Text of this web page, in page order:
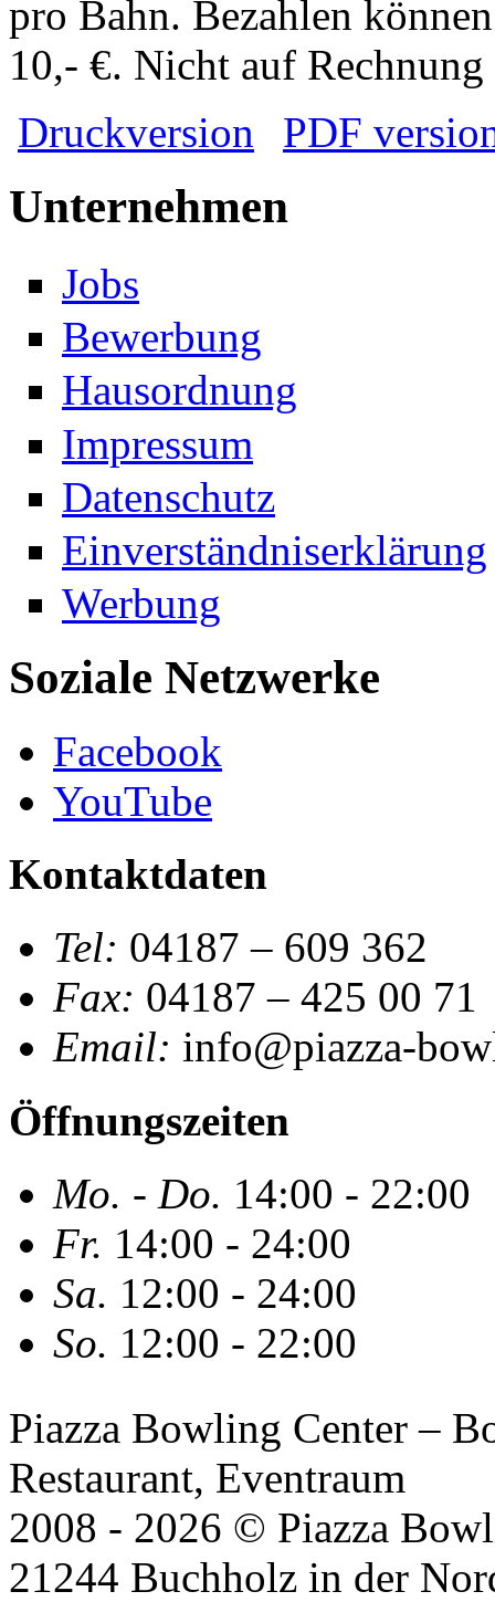
pro Bahn. Bezahlen
10,- €. Nicht auf
Druckversion
PDF
Unternehmen
Jobs
Bewerbung
Hausordnung
Impressum
Datenschutz
Einverständniserklärung
Werbung
Soziale Netzwerke
Facebook
YouTube
Kontaktdaten
Tel: 04187 – 609 362
Fax: 04187 – 425 00 71
Email: info@piazza-
Öffnungszeiten
Mo. - Do. 14:00 - 22:00
Fr. 14:00 - 24:00
Sa. 12:00 - 24:00
So. 12:00 - 22:00
Piazza Bowling Center –
Restaurant, Eventraum
2008 - 2026 © Piazza
21244 Buchholz in der